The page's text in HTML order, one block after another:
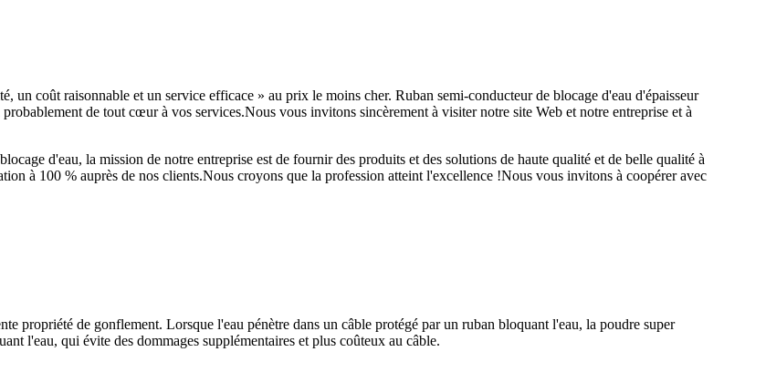
un coût raisonnable et un service efficace » au prix le moins cher. Ruban semi-conducteur de blocage d'eau d'épaisseur
de tout cœur à vos services.Nous vous invitons sincèrement à visiter notre site Web et notre entreprise et à
d'eau, la mission de notre entreprise est de fournir des produits et des solutions de haute qualité et de belle qualité à
à 100 % auprès de nos clients.Nous croyons que la profession atteint l'excellence !Nous vous invitons à coopérer avec
propriété de gonflement. Lorsque l'eau pénètre dans un câble protégé par un ruban bloquant l'eau, la poudre super
l'eau, qui évite des dommages supplémentaires et plus coûteux au câble.